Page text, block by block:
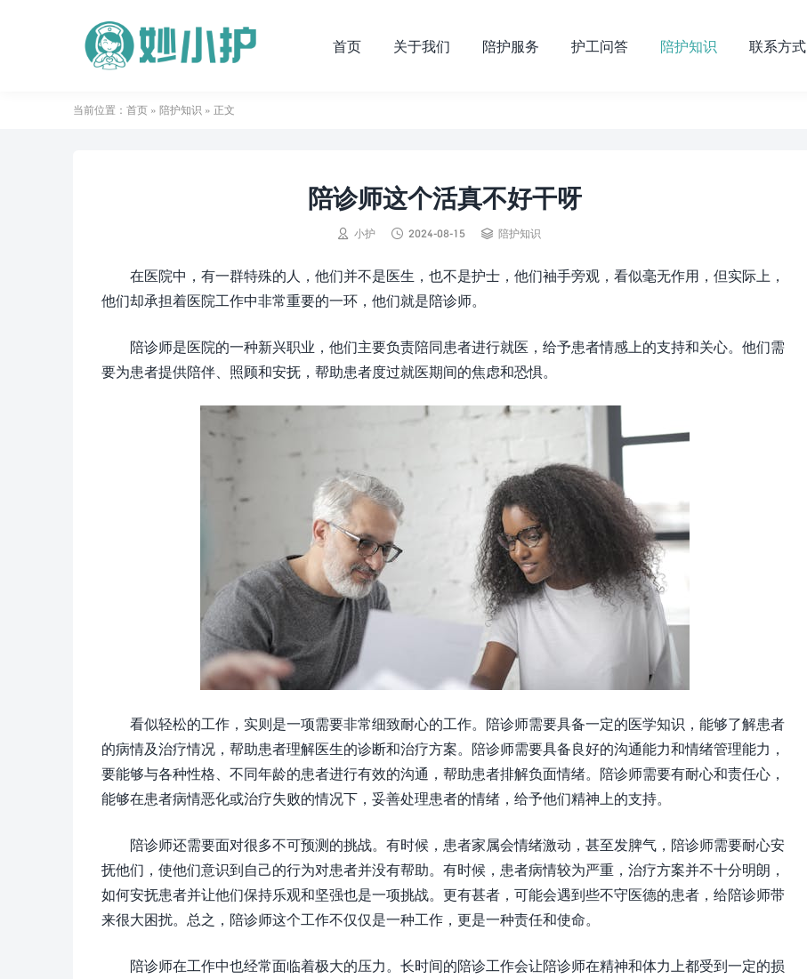
首页 关于我们 陪护服务 护工问答 陪护知识 联系方式
当前位置： 首页 » 陪护知识 » 正文
陪诊师这个活真不好干呀
 小护  2024-08-15  陪护知识
在医院中，有一群特殊的人，他们并不是医生，也不是护士，他们袖手旁观，看似毫无作用，但实际上，
他们却承担着医院工作中非常重要的一环，他们就是陪诊师。
陪诊师是医院的一种新兴职业，他们主要负责陪同患者进行就医，给予患者情感上的支持和关心。他们需
要为患者提供陪伴、照顾和安抚，帮助患者度过就医期间的焦虑和恐惧。
看似轻松的工作，实则是一项需要非常细致耐心的工作。陪诊师需要具备一定的医学知识，能够了解患者
的病情及治疗情况，帮助患者理解医生的诊断和治疗方案。陪诊师需要具备良好的沟通能力和情绪管理能力，
要能够与各种性格、不同年龄的患者进行有效的沟通，帮助患者排解负面情绪。陪诊师需要有耐心和责任心，
能够在患者病情恶化或治疗失败的情况下，妥善处理患者的情绪，给予他们精神上的支持。
陪诊师还需要面对很多不可预测的挑战。有时候，患者家属会情绪激动，甚至发脾气，陪诊师需要耐心安
抚他们，使他们意识到自己的行为对患者并没有帮助。有时候，患者病情较为严重，治疗方案并不十分明朗，
如何安抚患者并让他们保持乐观和坚强也是一项挑战。更有甚者，可能会遇到些不守医德的患者，给陪诊师带
来很大困扰。总之，陪诊师这个工作不仅仅是一种工作，更是一种责任和使命。
陪诊师在工作中也经常面临着极大的压力。长时间的陪诊工作会让陪诊师在精神和体力上都受到一定的损